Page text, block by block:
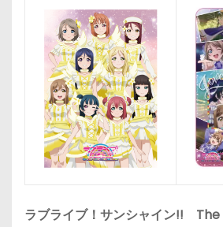
ラブライブ！サンシャイン!!